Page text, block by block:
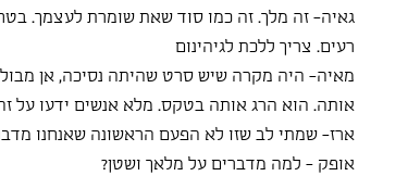
גאיה- זה מלך. זה כמו סוד שאת שומרת לעצמך.
רעים. צריך ללכת לגיהינום
מאיה- היה מקרה שיש סרט שהיתה נסיכה, אן
אותה. הוא הרג אותה בטקס. מלא אנשים ידעו על
ארז- שמתי לב שזו לא הפעם הראשונה שאנחנו
אופק - למה מדברים על מלאך ושטן?